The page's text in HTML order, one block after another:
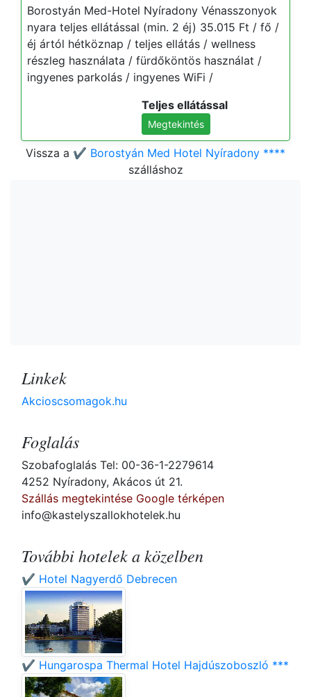
Borostyán Med-Hotel Nyíradony Vénasszonyok
nyara teljes ellátással (min. 2 éj) 35.015 Ft / fő /
éj ártól hétköznap / teljes ellátás / wellness
részleg használata / fürdőköntös használat /
ingyenes parkolás / ingyenes WiFi /
Teljes ellátással
Megtekintés
Vissza a ✔️ Borostyán Med Hotel Nyíradony ****
szálláshoz
Linkek
Akcioscsomagok.hu
Foglalás
Szobafoglalás Tel: 00-36-1-2279614
4252 Nyíradony, Akácos út 21.
Szállás megtekintése Google térképen
info@kastelyszallokhotelek.hu
További hotelek a közelben
✔️ Hotel Nagyerdő Debrecen
✔️ Hungarospa Thermal Hotel Hajdúszoboszló ***